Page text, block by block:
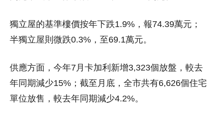
獨立屋的基準樓價按年下跌1.9%，報74.39萬元；
半獨立屋則微跌0.3%，至69.1萬元。
供應方面，今年7月卡加利新增3,323個放盤，較去
年同期減少15%；截至月底，全市共有6,626個住宅
單位放售，較去年同期減少4.2%。